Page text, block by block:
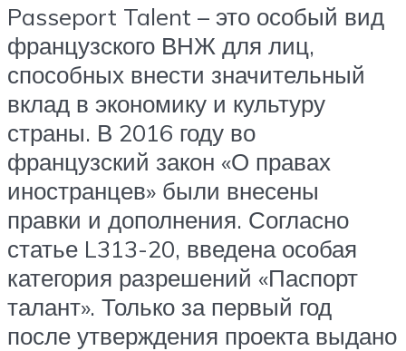
Passeport Talent – это особый вид
французского ВНЖ для лиц,
способных внести значительный
вклад в экономику и культуру
страны. В 2016 году во
французский закон «О правах
иностранцев» были внесены
правки и дополнения. Согласно
статье L313-20, введена особая
категория разрешений «Паспорт
талант». Только за первый год
после утверждения проекта выдано